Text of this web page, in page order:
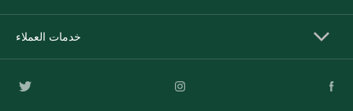
خدمات العملاء